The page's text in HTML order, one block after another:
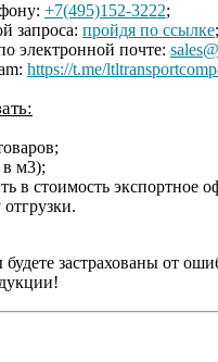
+7(495)152-3222;
запроса: пройдя по ссылке;
электронной почте:
https://t.me/
в м3);
в стоимость экспортное
застрахованы от